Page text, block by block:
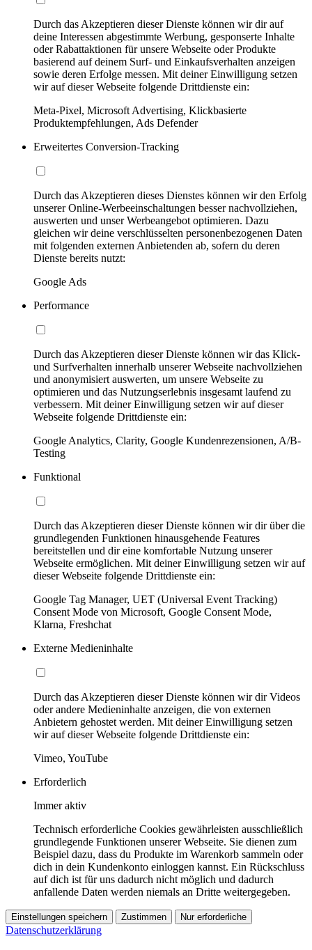
Durch das Akzeptieren dieser Dienste können wir dir auf
deine Interessen abgestimmte Werbung, gesponserte Inhalte
oder Rabattaktionen für unsere Webseite oder Produkte
basierend auf deinem Surf- und Einkaufsverhalten anzeigen
sowie deren Erfolge messen. Mit deiner Einwilligung setzen
wir auf dieser Webseite folgende Drittdienste ein:
Meta-Pixel, Microsoft Advertising, Klickbasierte
Produktempfehlungen, Ads Defender
Erweitertes Conversion-Tracking
Durch das Akzeptieren dieses Dienstes können wir den Erfolg
unserer Online-Werbeeinschaltungen besser nachvollziehen,
auswerten und unser Werbeangebot optimieren. Dazu
gleichen wir deine verschlüsselten personenbezogenen Daten
mit folgenden externen Anbietenden ab, sofern du deren
Dienste bereits nutzt:
Google Ads
Performance
Durch das Akzeptieren dieser Dienste können wir das Klick-
und Surfverhalten innerhalb unserer Webseite nachvollziehen
und anonymisiert auswerten, um unsere Webseite zu
optimieren und das Nutzungserlebnis insgesamt laufend zu
verbessern. Mit deiner Einwilligung setzen wir auf dieser
Webseite folgende Drittdienste ein:
Google Analytics, Clarity, Google Kundenrezensionen, A/B-
Testing
Funktional
Durch das Akzeptieren dieser Dienste können wir dir über die
grundlegenden Funktionen hinausgehende Features
bereitstellen und dir eine komfortable Nutzung unserer
Webseite ermöglichen. Mit deiner Einwilligung setzen wir auf
dieser Webseite folgende Drittdienste ein:
Google Tag Manager, UET (Universal Event Tracking)
Consent Mode von Microsoft, Google Consent Mode,
Klarna, Freshchat
Externe Medieninhalte
Durch das Akzeptieren dieser Dienste können wir dir Videos
oder andere Medieninhalte anzeigen, die von externen
Anbietern gehostet werden. Mit deiner Einwilligung setzen
wir auf dieser Webseite folgende Drittdienste ein:
Vimeo, YouTube
Erforderlich
Immer aktiv
Technisch erforderliche Cookies gewährleisten ausschließlich
grundlegende Funktionen unserer Webseite. Sie dienen zum
Beispiel dazu, dass du Produkte im Warenkorb sammeln oder
dich in dein Kundenkonto einloggen kannst. Ein Rückschluss
auf dich ist für uns dadurch nicht möglich und dadurch
anfallende Daten werden niemals an Dritte weitergegeben.
Einstellungen speichern Zustimmen Nur erforderliche
Datenschutzerklärung